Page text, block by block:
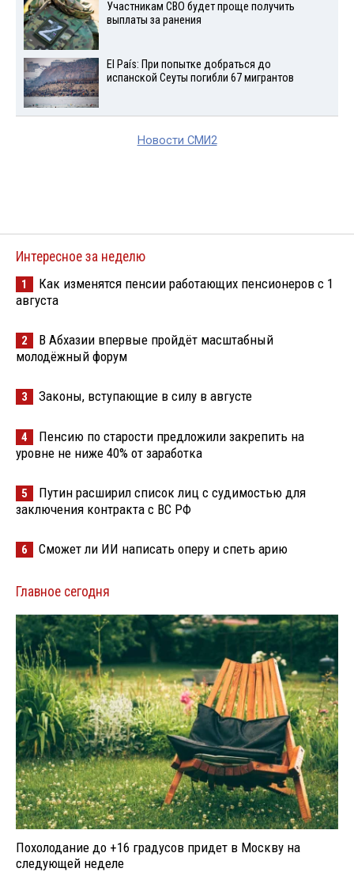
Участникам СВО будет проще получить
выплаты за ранения
El País: При попытке добраться до
испанской Сеуты погибли 67 мигрантов
Новости СМИ2
Интересное за неделю
1
Как изменятся пенсии работающих пенсионеров с 1
августа
2
В Абхазии впервые пройдёт масштабный
молодёжный форум
3 Законы, вступающие в силу в августе
4
Пенсию по старости предложили закрепить на
уровне не ниже 40% от заработка
5
Путин расширил список лиц с судимостью для
заключения контракта с ВС РФ
6 Сможет ли ИИ написать оперу и спеть арию
Главное сегодня
Похолодание до +16 градусов придет в Москву на
следующей неделе